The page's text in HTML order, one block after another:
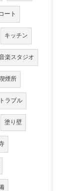
ート
キッチン
楽スタジオ
煙所
トラブル
塗り壁